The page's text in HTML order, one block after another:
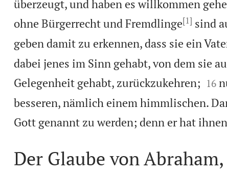
überzeugt, und haben es willkommen
ohne Bürgerrecht und Fremdlinge[1] sind
geben damit zu erkennen, dass sie ein
dabei jenes im Sinn gehabt, von dem sie
Gelegenheit gehabt, zurückzukehren;
16
besseren, nämlich einem himmlischen.
Gott genannt zu werden; denn er hat
Der Glaube von